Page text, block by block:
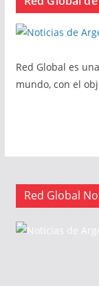
Red Global es
mundo, con el
Red Global